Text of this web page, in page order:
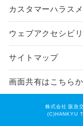
カスタマーハラス
ウェブアクセシビ
サイトマップ
画面共有はこちら
株式会社 阪急
(C)HANKYU